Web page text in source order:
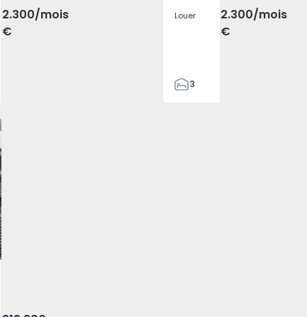
2.300
€
/mois Louer
2.300
€
/mois
3